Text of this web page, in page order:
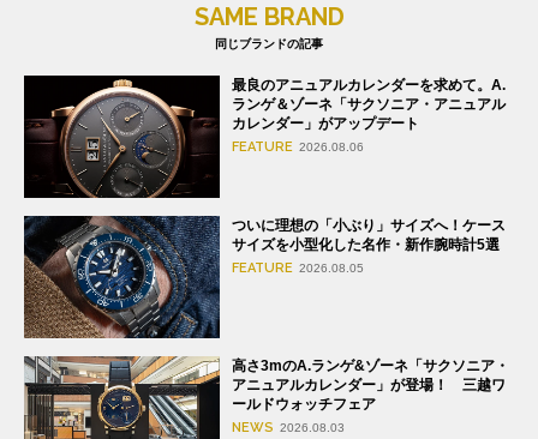
SAME BRAND
同じブランドの記事
最良のアニュアルカレンダーを求めて。A.
ランゲ＆ゾーネ「サクソニア・アニュアル
カレンダー」がアップデート
FEATURE 2026.08.06
ついに理想の「小ぶり」サイズへ！ケース
サイズを小型化した名作・新作腕時計5選
FEATURE 2026.08.05
高さ3mのA.ランゲ&ゾーネ「サクソニア・
アニュアルカレンダー」が登場！ 三越ワ
ールドウォッチフェア
NEWS 2026.08.03